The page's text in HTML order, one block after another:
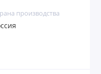
производства